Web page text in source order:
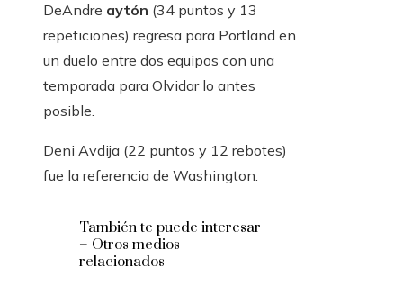
DeAndre aytón (34 puntos y 13
repeticiones) regresa para Portland en
un duelo entre dos equipos con una
temporada para Olvidar lo antes
posible.
Deni Avdija (22 puntos y 12 rebotes)
fue la referencia de Washington.
También te puede interesar
– Otros medios
relacionados